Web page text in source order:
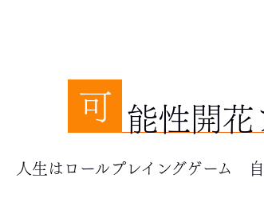
可 能性開
人生はロールプレイングゲーム